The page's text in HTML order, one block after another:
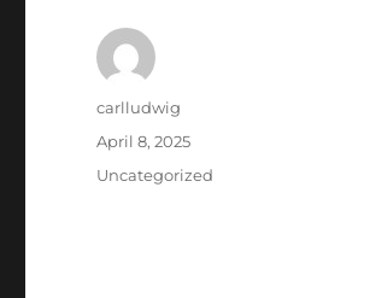
Autor
carlludwig
Veröffentlicht
April 8, 2025
Kategorien
Uncategorized